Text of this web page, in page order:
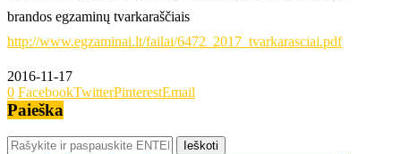
brandos egzaminų tvarkaraščiais
http://www.egzaminai.lt/failai/6472_2017_tvarkarasciai.pdf
2016-11-17
0 FacebookTwitterPinterestEmail
Paieška